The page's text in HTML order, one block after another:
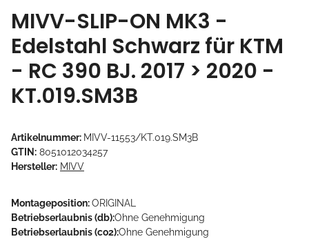
MIVV-SLIP-ON MK3 -
Edelstahl Schwarz für KTM
- RC 390 BJ. 2017 > 2020 -
KT.019.SM3B
Artikelnummer: MIVV-11553/KT.019.SM3B
GTIN: 8051012034257
Hersteller: MIVV
Montageposition:ORIGINAL
Betriebserlaubnis (db):Ohne Genehmigung
Betriebserlaubnis (co2):Ohne Genehmigung